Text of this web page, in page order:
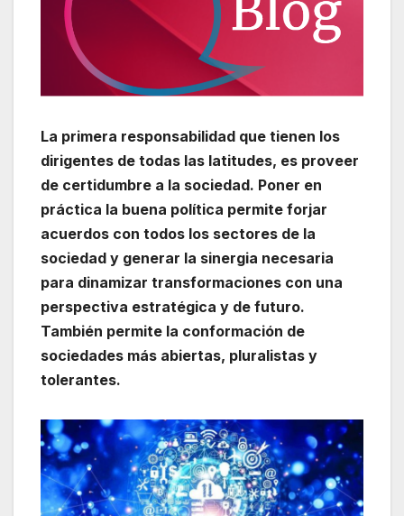
La primera responsabilidad que tienen los
dirigentes de todas las latitudes, es proveer
de certidumbre a la sociedad. Poner en
práctica la buena política permite forjar
acuerdos con todos los sectores de la
sociedad y generar la sinergia necesaria
para dinamizar transformaciones con una
perspectiva estratégica y de futuro.
También permite la conformación de
sociedades más abiertas, pluralistas y
tolerantes.